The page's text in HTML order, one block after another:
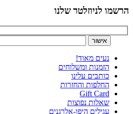
הרשמו לניוזלטר שלנו
נעים מאוד!
הזמנות ומשלוחים
כותבים עלינו
החלפות והחזרות
Gift Card
שאלות נפוצות
עגילים היפו-אלרגנים